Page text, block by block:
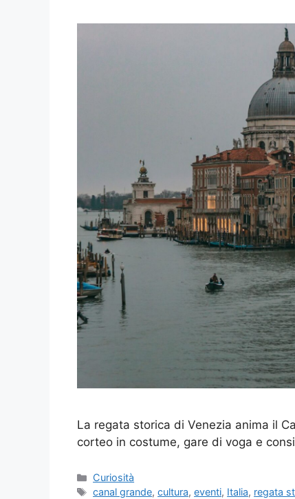
La regata storica di Venezia anima il
corteo in costume, gare di voga e
Categorie
Curiosità
Tag
canal grande,cultura,eventi, Italia, regata